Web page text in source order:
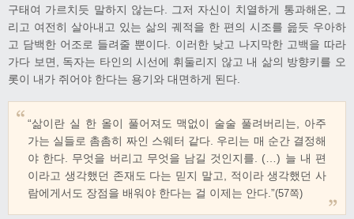
구태여 가르치듯 말하지 않는다. 그저 자신이 치열하게 통과해온, 그
리고 여전히 살아내고 있는 삶의 궤적을 한 편의 시조를 읊듯 우아하
고 담백한 어조로 들려줄 뿐이다. 이러한 낮고 나지막한 고백을 따라
가다 보면, 독자는 타인의 시선에 휘둘리지 않고 내 삶의 방향키를 오
롯이 내가 쥐어야 한다는 용기와 대면하게 된다.
“삶이란 실 한 올이 풀어져도 맥없이 술술 풀려버리는, 아주
가는 실들로 촘촘히 짜인 스웨터 같다. 우리는 매 순간 결정해
야 한다. 무엇을 버리고 무엇을 남길 것인지를. (…) 늘 내 편
이라고 생각했던 존재도 다는 믿지 말고, 적이라 생각했던 사
람에게서도 장점을 배워야 한다는 걸 이제는 안다.”(57쪽)